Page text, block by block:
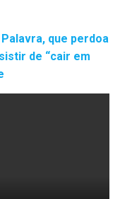
que perdoa
de “cair em